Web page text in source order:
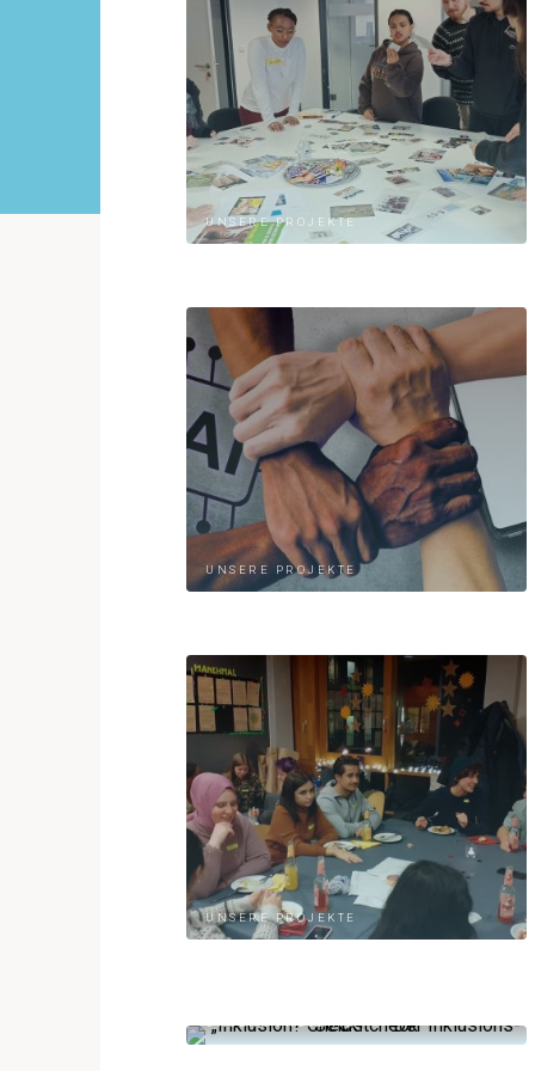
UNSERE PROJEKTE
UNSERE PROJEKTE
UNSERE PROJEKTE
UNSERE PROJEKTE